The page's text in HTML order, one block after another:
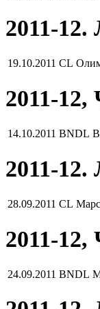
2011-
19.10.2011 CL
2011-
14.10.2011 BNDL
2011-
28.09.2011 CL
2011-
24.09.2011 BNDL